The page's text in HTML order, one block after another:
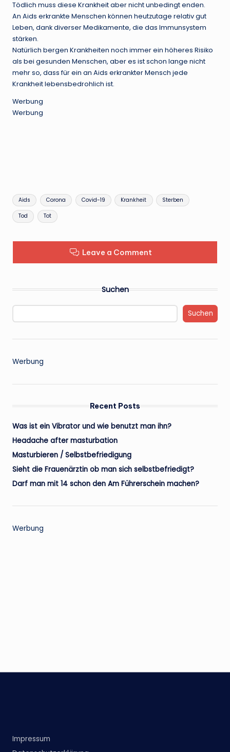
Tödlich muss diese Krankheit aber nicht unbedingt enden.
An Aids erkrankte Menschen können heutzutage relativ gut
Leben, dank diverser Medikamente, die das Immunsystem
stärken.
Natürlich bergen Krankheiten noch immer ein höheres Risiko
als bei gesunden Menschen, aber es ist schon lange nicht
mehr so, dass für ein an Aids erkrankter Mensch jede
Krankheit lebensbedrohlich ist.
Werbung
Werbung
Tags:
Aids Corona Covid-19 Krankheit Sterben
Tod Tot
Leave a Comment
Suchen
Suchen
Werbung
Recent Posts
Was ist ein Vibrator und wie benutzt man ihn?
Headache after masturbation
Masturbieren / Selbstbefriedigung
Sieht die Frauenärztin ob man sich selbstbefriedigt?
Darf man mit 14 schon den Am Führerschein machen?
Werbung
Impressum